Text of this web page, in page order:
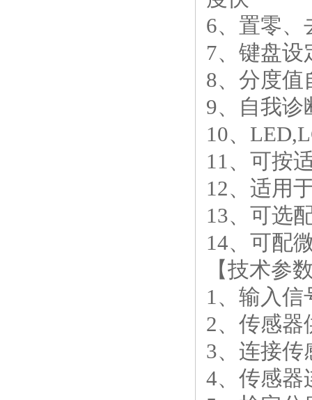
6、置零、
7、键盘设
8、分度值
9、自我诊
10、
11、可按
12、适用
13、可选
14、可配
【技术参
1、输入信
2、传感器
3、连接传
4、传感器